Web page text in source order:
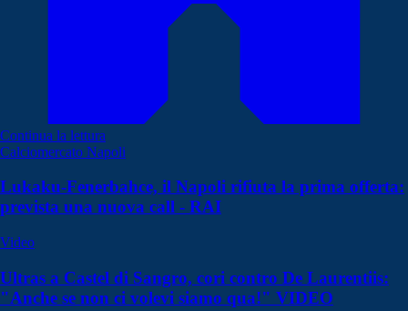
Continua la lettura
Calciomercato Napoli
Lukaku-Fenerbahce, il Napoli rifiuta la prima offerta:
prevista una nuova call - RAI
Video
Ultras a Castel di Sangro, cori contro De Laurentiis:
"Anche se non ci volevi siamo qua!" VIDEO